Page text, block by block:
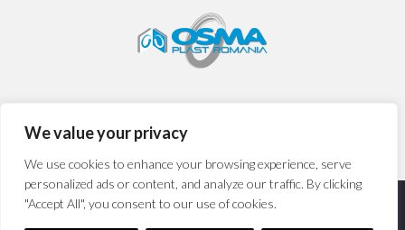
We value your privacy
We use cookies to enhance your browsing experience, serve
personalized ads or content, and analyze our traffic. By clicking
"Accept All", you consent to our use of cookies.
Osma Plast Romania srl
Nira S.p.A. - P.IVA IT00230840167 -Privacy&Cookies Policy